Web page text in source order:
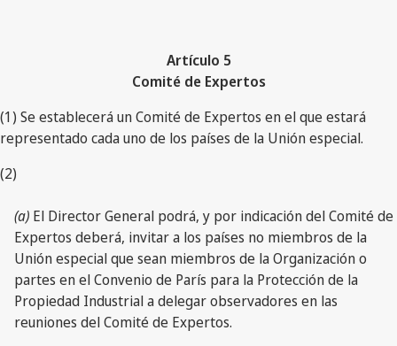
Artículo 5
Comité de Expertos
(1) Se establecerá un Comité de Expertos en el que estará
representado cada uno de los países de la Unión especial.
(2)
(a) El Director General podrá, y por indicación del Comité de
Expertos deberá, invitar a los países no miembros de la
Unión especial que sean miembros de la Organización o
partes en el Convenio de París para la Protección de la
Propiedad Industrial a delegar observadores en las
reuniones del Comité de Expertos.